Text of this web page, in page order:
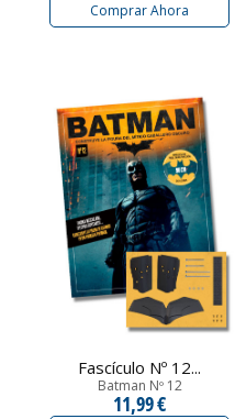
Comprar Ahora
Fascículo Nº 12...
Batman Nº 12
11,99 €